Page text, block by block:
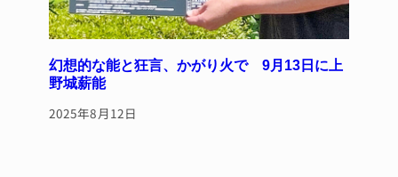
幻想的な能と狂言、かがり火で 9月13日に上
野城薪能
2025年8月12日